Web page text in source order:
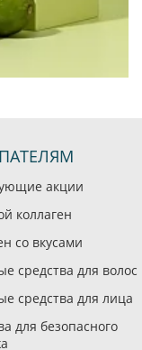
акции
коллаген
со вкусами
средства для волос
средства для лица
для безопасного